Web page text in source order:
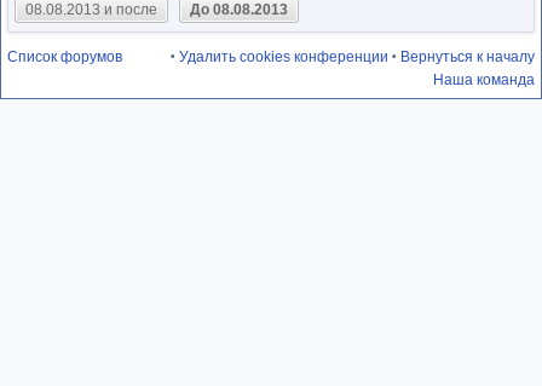
08.08.2013 и после
До 08.08.2013
Список форумов • Вернуться к началу
• Удалить cookies конференции
Наша команда